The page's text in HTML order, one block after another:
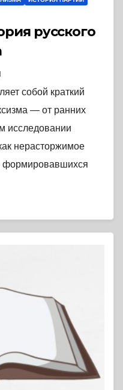
русского
собой краткий
— от ранних
исследовании
нерасторжимое
формировавшихся